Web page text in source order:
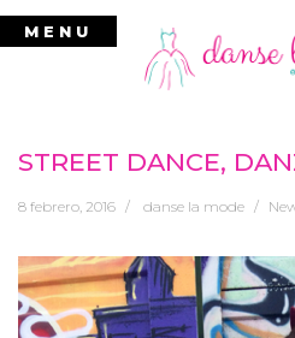
Ir
MENU
STREET DANCE,
8 febrero, 2016 danse la mode